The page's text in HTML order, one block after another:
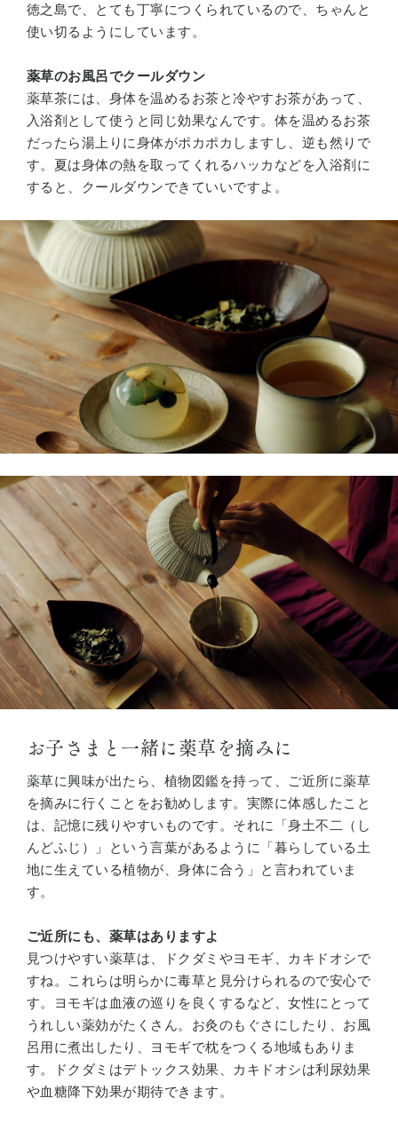
徳之島で、とても丁寧につくられているので、ちゃんと
使い切るようにしています。
薬草のお風呂でクールダウン
薬草茶には、身体を温めるお茶と冷やすお茶があって、
入浴剤として使うと同じ効果なんです。体を温めるお茶
だったら湯上りに身体がポカポカしますし、逆も然りで
す。夏は身体の熱を取ってくれるハッカなどを入浴剤に
すると、クールダウンできていいですよ。
お子さまと一緒に薬草を摘みに
薬草に興味が出たら、植物図鑑を持って、ご近所に薬草
を摘みに行くことをお勧めします。実際に体感したこと
は、記憶に残りやすいものです。それに「身土不二（し
んどふじ）」という言葉があるように「暮らしている土
地に生えている植物が、身体に合う」と言われていま
す。
ご近所にも、薬草はありますよ
見つけやすい薬草は、ドクダミやヨモギ、カキドオシで
すね。これらは明らかに毒草と見分けられるので安心で
す。ヨモギは血液の巡りを良くするなど、女性にとって
うれしい薬効がたくさん。お灸のもぐさにしたり、お風
呂用に煮出したり、ヨモギで枕をつくる地域もありま
す。ドクダミはデトックス効果、カキドオシは利尿効果
や血糖降下効果が期待できます。